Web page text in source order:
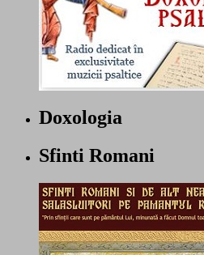
Doxologia
Sfinti Romani